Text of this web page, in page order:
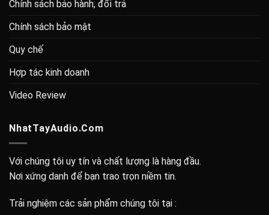
Chính sách bảo hành, đổi trả
Chính sách bảo mật
Quy chế
Hợp tác kinh doanh
Video Review
NhatTayAudio.Com
Với chúng tôi uy tín và chất lượng là hàng đầu.
Nơi xứng danh để bạn trao trọn niềm tin.
Trải nghiệm các sản phẩm chúng tôi tại :